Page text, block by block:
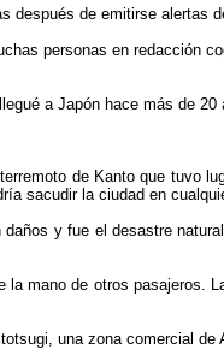
después de emitirse alertas
personas en redacción
a Japón hace más de 20
de Kanto que tuvo
sacudir la ciudad en
y fue el desastre
mano de otros
una zona comercial de